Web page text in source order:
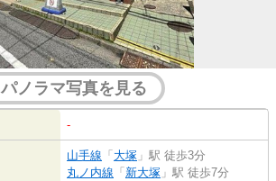
パノラマ写真を見る
-
山手線 「 大塚 」駅 徒歩3分
丸ノ内線 「 新大塚 」駅 徒歩7分